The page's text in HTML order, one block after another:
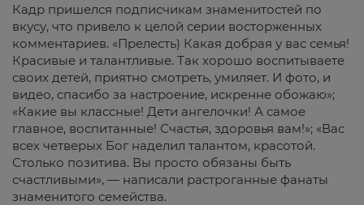
Кадр пришелся подписчикам знаменитостей по
вкусу, что привело к целой серии восторженных
комментариев. «Прелесть) Какая добрая у вас семья!
Красивые и талантливые. Так хорошо воспитываете
своих детей, приятно смотреть, умиляет. И фото, и
видео, спасибо за настроение, искренне обожаю»;
«Какие вы классные! Дети ангелочки! А самое
главное, воспитанные! Счастья, здоровья вам!»; «Вас
всех четверых Бог наделил талантом, красотой.
Столько позитива. Вы просто обязаны быть
счастливыми», — написали растроганные фанаты
знаменитого семейства.